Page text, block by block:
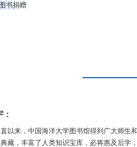
图书捐赠
以来，中国海洋大学图书馆得到广大师生
藏，丰富了人类知识宝库，必将惠及后学